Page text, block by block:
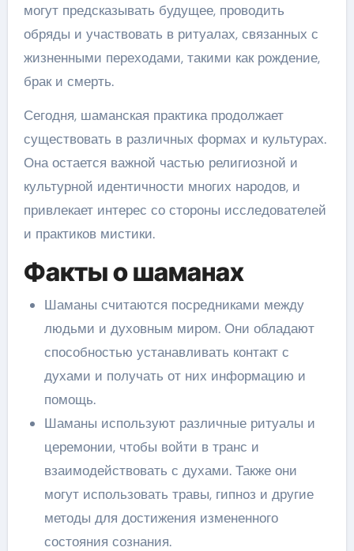
могут предсказывать будущее, проводить
обряды и участвовать в ритуалах, связанных с
жизненными переходами, такими как рождение,
брак и смерть.
Сегодня, шаманская практика продолжает
существовать в различных формах и культурах.
Она остается важной частью религиозной и
культурной идентичности многих народов, и
привлекает интерес со стороны исследователей
и практиков мистики.
Факты о шаманах
Шаманы считаются посредниками между
людьми и духовным миром. Они обладают
способностью устанавливать контакт с
духами и получать от них информацию и
помощь.
Шаманы используют различные ритуалы и
церемонии, чтобы войти в транс и
взаимодействовать с духами. Также они
могут использовать травы, гипноз и другие
методы для достижения измененного
состояния сознания.